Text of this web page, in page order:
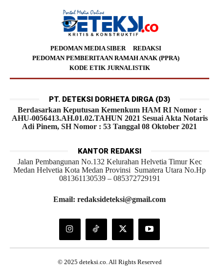
PEDOMAN MEDIA SIBER
REDAKSI
PEDOMAN PEMBERITAAN RAMAH ANAK (PPRA)
KODE ETIK JURNALISTIK
PT. DETEKSI DORHETA DIRGA (D3)
Berdasarkan Keputusan Kemenkum HAM RI Nomor :
AHU-0056413.AH.01.02.TAHUN 2021 Sesuai Akta Notaris
Adi Pinem, SH Nomor : 53 Tanggal 08 Oktober 2021
KANTOR REDAKSI
Jalan Pembangunan No.132 Kelurahan Helvetia Timur Kec
Medan Helvetia Kota Medan Provinsi Sumatera Utara No.Hp
081361130539 – 085372729191
Email: redaksideteksi@gmail.com
© 2025 deteksi.co. All Rights Reserved